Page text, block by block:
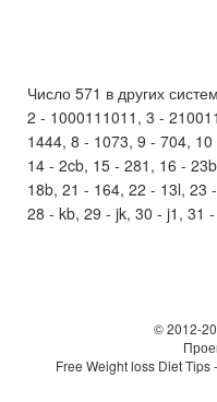
Число 571 в других
2 - 1000111011, 3 -
1444, 8 - 1073, 9 - 704,
14 - 2cb, 15 - 281, 16 -
18b, 21 - 164, 22 - 13l, 23
28 - kb, 29 - jk, 30 - j1, 31
© 2012-
Free Weight loss Diet Tips -